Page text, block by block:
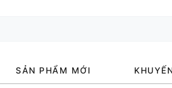
SẢN PHẨM MỚI